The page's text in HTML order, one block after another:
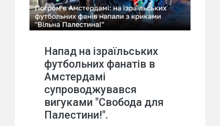
Напад на ізраїльських
футбольних фанатів в
Амстердамі
супроводжувався
вигуками "Свобода для
Палестини!".